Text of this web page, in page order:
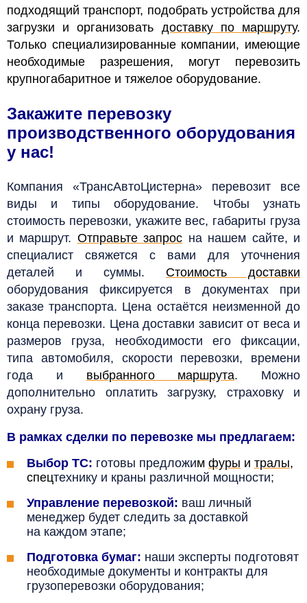
подходящий транспорт, подобрать устройства для
загрузки и организовать доставку по маршруту.
Только специализированные компании, имеющие
необходимые разрешения, могут перевозить
крупногабаритное и тяжелое оборудование.
Закажите перевозку
производственного оборудования
у нас!
Компания «ТрансАвтоЦистерна» перевозит все
виды и типы оборудование. Чтобы узнать
стоимость перевозки, укажите вес, габариты груза
и маршрут. Отправьте запрос на нашем сайте, и
специалист свяжется с вами для уточнения
деталей и суммы. Стоимость доставки
оборудования фиксируется в документах при
заказе транспорта. Цена остаётся неизменной до
конца перевозки. Цена доставки зависит от веса и
размеров груза, необходимости его фиксации,
типа автомобиля, скорости перевозки, времени
года и выбранного маршрута. Можно
дополнительно оплатить загрузку, страховку и
охрану груза.
В рамках сделки по перевозке мы предлагаем:
Выбор ТС: готовы предложим фуры и тралы,
спецтехнику и краны различной мощности;
Управление перевозкой: ваш личный
менеджер будет следить за доставкой
на каждом этапе;
Подготовка бумаг: наши эксперты подготовят
необходимые документы и контракты для
грузоперевозки оборудования;